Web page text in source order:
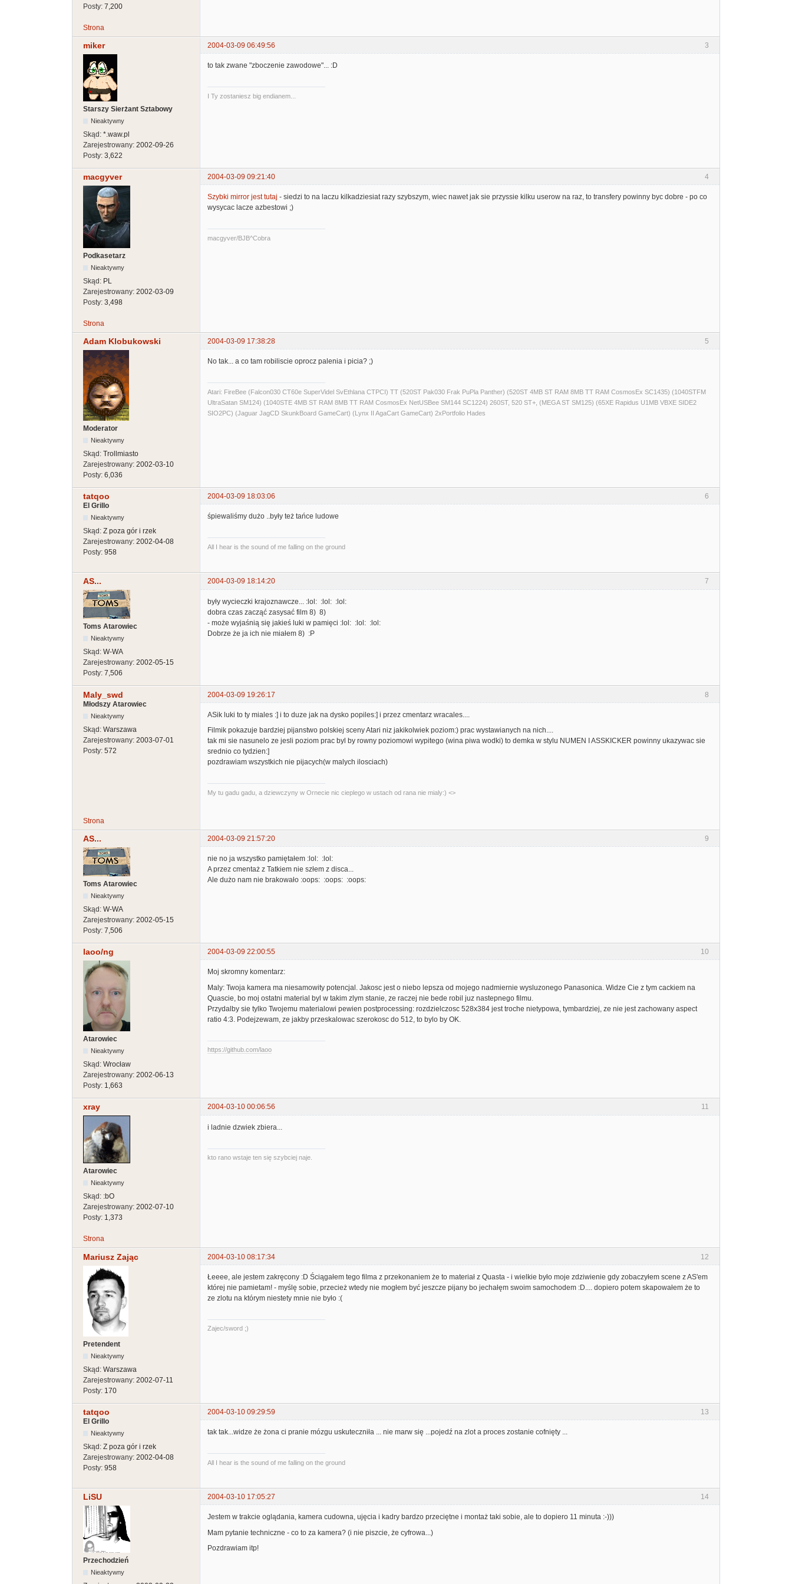
Posty: 7,200
Strona
3
miker 2004-03-09 06:49:56
Starszy Sierżant Sztabowy
Nieaktywny
Skąd: *.waw.pl
Zarejestrowany: 2002-09-26
Posty: 3,622
to tak zwane "zboczenie zawodowe"... :D
I Ty zostaniesz big endianem...
4
macgyver 2004-03-09 09:21:40
Podkasetarz
Nieaktywny
Skąd: PL
Zarejestrowany: 2002-03-09
Posty: 3,498
Szybki mirror jest tutaj - siedzi to na laczu kilkadziesiat razy szybszym, wiec nawet jak sie przyssie kilku userow na raz, to transfery powinny byc dobre - po co
wysycac lacze azbestowi ;)
macgyver/BJB^Cobra
Strona
5
Adam Klobukowski 2004-03-09 17:38:28
Moderator
Nieaktywny
Skąd: Trollmiasto
Zarejestrowany: 2002-03-10
Posty: 6,036
No tak... a co tam robiliscie oprocz palenia i picia? ;)
Atari: FireBee (Falcon030 CT60e SuperVidel SvEthlana CTPCI) TT (520ST Pak030 Frak PuPla Panther) (520ST 4MB ST RAM 8MB TT RAM CosmosEx SC1435) (1040STFM
UltraSatan SM124) (1040STE 4MB ST RAM 8MB TT RAM CosmosEx NetUSBee SM144 SC1224) 260ST, 520 ST+, (MEGA ST SM125) (65XE Rapidus U1MB VBXE SIDE2
SIO2PC) (Jaguar JagCD SkunkBoard GameCart) (Lynx II AgaCart GameCart) 2xPortfolio Hades
6
tatqoo
2004-03-09 18:03:06
El Grillo
Nieaktywny
Skąd: Z poza gór i rzek
Zarejestrowany: 2002-04-08
Posty: 958
śpiewaliśmy dużo ..były też tańce ludowe
All I hear is the sound of me falling on the ground
7
AS... 2004-03-09 18:14:20
Toms Atarowiec
Nieaktywny
Skąd: W-WA
Zarejestrowany: 2002-05-15
Posty: 7,506
były wycieczki krajoznawcze... :lol: :lol: :lol:
dobra czas zacząć zasysać film 8) 8)
- może wyjaśnią się jakieś luki w pamięci :lol: :lol: :lol:
Dobrze że ja ich nie miałem 8) :P
8
Maly_swd
2004-03-09 19:26:17
Młodszy Atarowiec
Nieaktywny
Skąd: Warszawa
Zarejestrowany: 2003-07-01
Posty: 572
ASik luki to ty miales :] i to duze jak na dysko popiles:] i przez cmentarz wracales....
Filmik pokazuje bardziej pijanstwo polskiej sceny Atari niz jakikolwiek poziom:) prac wystawianych na nich....
tak mi sie nasunelo ze jesli poziom prac byl by rowny poziomowi wypitego (wina piwa wodki) to demka w stylu NUMEN I ASSKICKER powinny ukazywac sie
srednio co tydzien:]
pozdrawiam wszystkich nie pijacych(w malych ilosciach)
My tu gadu gadu, a dziewczyny w Ornecie nic cieplego w ustach od rana nie mialy:) <>
Strona
9
AS... 2004-03-09 21:57:20
Toms Atarowiec
Nieaktywny
Skąd: W-WA
Zarejestrowany: 2002-05-15
Posty: 7,506
nie no ja wszystko pamiętałem :lol: :lol:
A przez cmentaż z Tatkiem nie szłem z disca...
Ale dużo nam nie brakowało :oops: :oops: :oops:
10
laoo/ng 2004-03-09 22:00:55
Atarowiec
Nieaktywny
Skąd: Wrocław
Zarejestrowany: 2002-06-13
Posty: 1,663
Moj skromny komentarz:
Maly: Twoja kamera ma niesamowity potencjal. Jakosc jest o niebo lepsza od mojego nadmiernie wysluzonego Panasonica. Widze Cie z tym cackiem na
Quascie, bo moj ostatni material byl w takim zlym stanie, ze raczej nie bede robil juz nastepnego filmu.
Przydalby sie tylko Twojemu materialowi pewien postprocessing: rozdzielczosc 528x384 jest troche nietypowa, tymbardziej, ze nie jest zachowany aspect
ratio 4:3. Podejzewam, ze jakby przeskalowac szerokosc do 512, to bylo by OK.
https://github.com/laoo
11
xray 2004-03-10 00:06:56
Atarowiec
Nieaktywny
Skąd: :bO
Zarejestrowany: 2002-07-10
Posty: 1,373
i ladnie dzwiek zbiera...
kto rano wstaje ten się szybciej naje.
Strona
12
Mariusz Zając 2004-03-10 08:17:34
Pretendent
Nieaktywny
Skąd: Warszawa
Zarejestrowany: 2002-07-11
Posty: 170
Łeeee, ale jestem zakręcony :D Ściągałem tego filma z przekonaniem że to materiał z Quasta - i wielkie było moje zdziwienie gdy zobaczyłem scene z AS'em
której nie pamietam! - myślę sobie, przecież wtedy nie mogłem być jeszcze pijany bo jechałęm swoim samochodem :D.... dopiero potem skapowałem że to
ze zlotu na którym niestety mnie nie było :(
Zajec/sword ;)
13
tatqoo
2004-03-10 09:29:59
El Grillo
Nieaktywny
Skąd: Z poza gór i rzek
Zarejestrowany: 2002-04-08
Posty: 958
tak tak...widze że żona ci pranie mózgu uskuteczniła ... nie marw się ...pojedź na zlot a proces zostanie cofnięty ...
All I hear is the sound of me falling on the ground
14
LiSU 2004-03-10 17:05:27
Przechodzień
Nieaktywny
Jestem w trakcie oglądania, kamera cudowna, ujęcia i kadry bardzo przeciętne i montaż taki sobie, ale to dopiero 11 minuta :-)))
Mam pytanie techniczne - co to za kamera? (i nie piszcie, że cyfrowa...)
Pozdrawiam itp!